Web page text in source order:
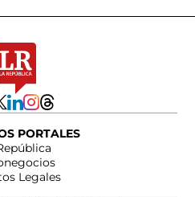
PORTALES
Legales